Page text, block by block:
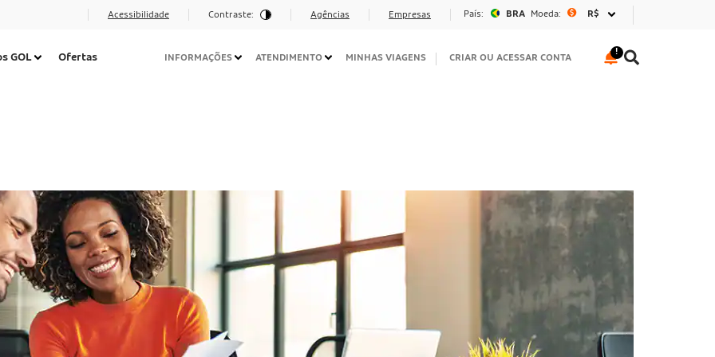
Acessibilidade Contraste: Agências Empresas País: BRA Moeda: R$
GOL Ofertas
Navegação
INFORMAÇÕES ATENDIMENTO MINHAS VIAGENS CRIAR OU ACESSAR CONTA